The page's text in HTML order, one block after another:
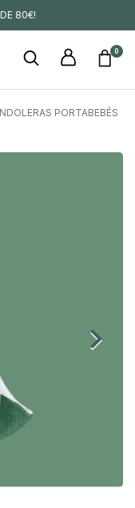
80€!
0
PORTABEBÉS
keyboard_arrow_right